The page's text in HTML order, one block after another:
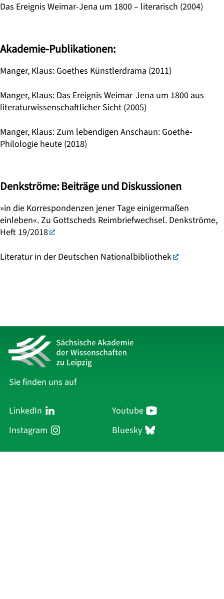
Das Ereignis Weimar-Jena um 1800 – literarisch (2004)
Akademie-Publikationen:
Manger, Klaus: Goethes Künstlerdrama (2011)
Manger, Klaus: Das Ereignis Weimar-Jena um 1800 aus
literaturwissenschaftlicher Sicht (2005)
Manger, Klaus: Zum lebendigen Anschaun: Goethe-
Philologie heute (2018)
Denkströme: Beiträge und Diskussionen
»in die Korrespondenzen jener Tage einigermaßen
einleben«. Zu Gottscheds Reimbriefwechsel. Denkströme,
Heft 19/2018
Literatur in der Deutschen Nationalbibliothek
Sie finden uns auf
LinkedIn
Youtube
Instagram
Bluesky